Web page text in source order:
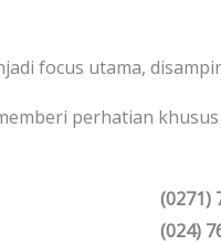
focus utama,
perhatian
(0271)
(024)